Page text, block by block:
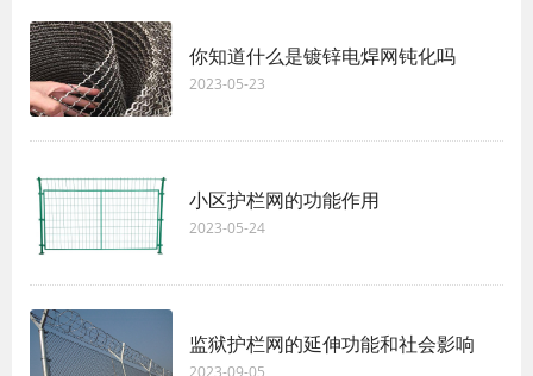
你知道什么是镀锌电焊网钝化吗
2023-05-23
小区护栏网的功能作用
2023-05-24
监狱护栏网的延伸功能和社会影响
2023-09-05